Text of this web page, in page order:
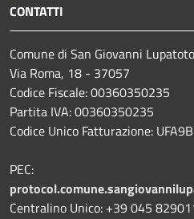
CONTATTI
Comune di San Giovanni
Via Roma, 18 - 37057
Codice Fiscale: 00360350235
Partita IVA: 00360350235
Codice Unico Fatturazione:
PEC:
Centralino Unico: +39 045